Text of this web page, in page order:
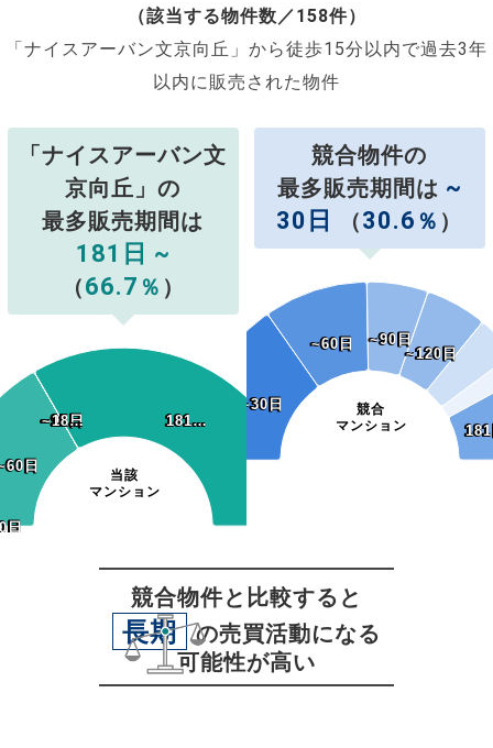
（該当する物件数／158件）
「ナイスアーバン文京向丘」から徒歩15分以内で過去3年
以内に販売された物件
「ナイスアーバン文
京向丘」の
最多販売期間は
181日 ~
（66.7 ％ ）
当該
マンション
日
日
日
日
~90日
~90日
~12…
~12…
~15…
~15…
~18…
~18… 181…
181…
競合物件の
最多販売期間は ~
30日
（30.6 ％ ）
競合
マンション
~30日
~30日
~60日
~60日 ~90日
~90日
~120日
~120日
競合物件と比較すると
長期
の売買活動になる
可能性が高い